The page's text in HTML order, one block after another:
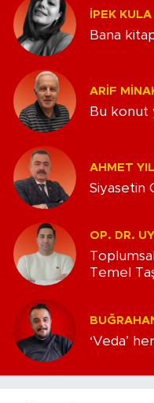
İPEK KULA
Bana
ARIF
Bu konut
AHMET
Siyasetin
OP. DR.
Temel
‘Veda’